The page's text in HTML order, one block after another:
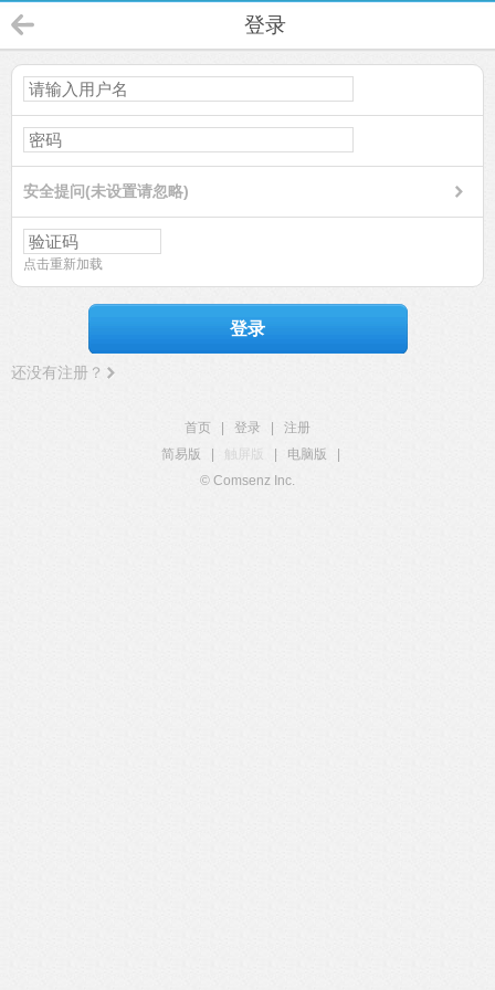
登录
安全提问(未设置请忽略)
点击重新加载
登录
还没有注册？
首页 登录
注册
简易版
触屏版 电脑版
© Comsenz Inc.